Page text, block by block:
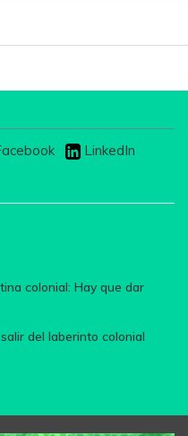
LinkedIn
colonial: Hay que dar
del laberinto colonial